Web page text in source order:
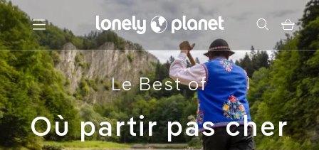
Menu
Votre recherche
Le Best of
Où partir pas cher